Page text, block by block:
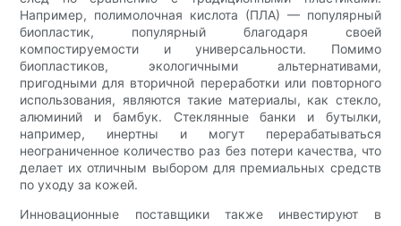
Например, полимолочная кислота (ПЛА) — популярный
биопластик, популярный благодаря своей
компостируемости и универсальности. Помимо
биопластиков, экологичными альтернативами,
пригодными для вторичной переработки или повторного
использования, являются такие материалы, как стекло,
алюминий и бамбук. Стеклянные банки и бутылки,
например, инертны и могут перерабатываться
неограниченное количество раз без потери качества, что
делает их отличным выбором для премиальных средств
по уходу за кожей.
Инновационные поставщики также инвестируют в